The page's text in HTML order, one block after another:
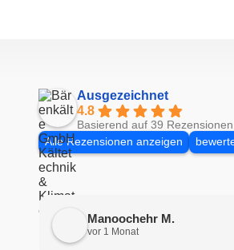
Ausgezeichnet
4.8
Basierend auf 39 Rezensionen
Alle Rezensionen anzeigen
Manoochehr M.
vor 1 Monat